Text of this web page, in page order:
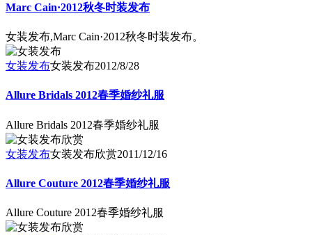
Marc Cain·2012秋冬时装发布
女装发布,Marc Cain·2012秋冬时装发布。
女装发布女装发布2012/8/28
Allure Bridals 2012春季婚纱礼服
Allure Bridals 2012春季婚纱礼服
女装发布女装发布欣赏2011/12/16
Allure Couture 2012春季婚纱礼服
Allure Couture 2012春季婚纱礼服